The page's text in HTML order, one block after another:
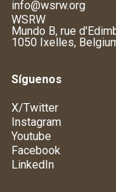
info@wsrw.org
WSRW
Mundo B, rue
1050 Ixelles,
Síguenos
X/Twitter
Instagram
Youtube
Facebook
LinkedIn